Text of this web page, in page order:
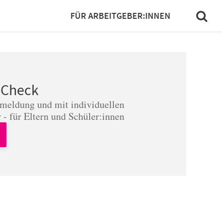
FÜR ARBEITGEBER:INNEN
und mit individuellen
für Eltern und Schüler:innen